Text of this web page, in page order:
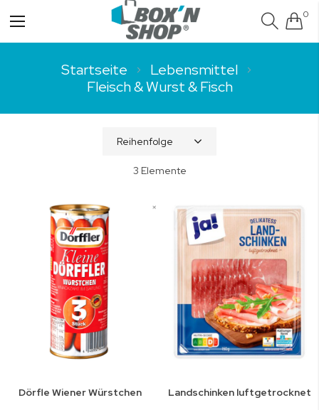
Navigation
umschalten
0
Startseite
Lebensmittel
Fleisch & Wurst & Fisch
3 Elemente
Dörfle Wiener Würstchen Landschinken luftgetrocknet